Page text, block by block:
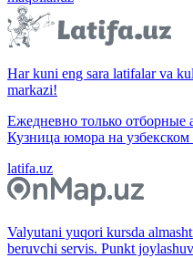
Har kuni eng sara latifalar va
markazi!
Ежедневно только
Кузница юмора на узбекском
latifa.uz
Valyutani yuqori kursda
beruvchi servis. Punkt